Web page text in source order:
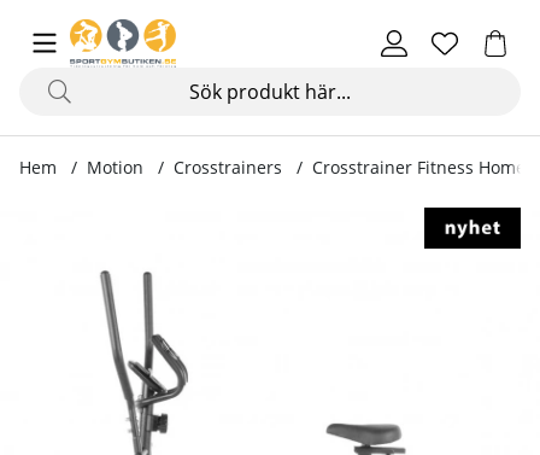
Hem Motion Crosstrainers Crosstrainer Fitness Home